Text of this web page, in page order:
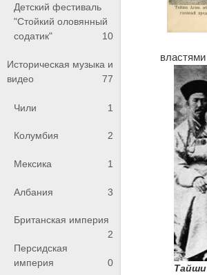
Детский фестиваль
"Стойкий оловянный
содатик"
10
Историческая музыка и
видео
77
Чили 1
Колумбия 2
Мексика 1
Албания 3
Британская империя
2
Персидская
империя
0
властями